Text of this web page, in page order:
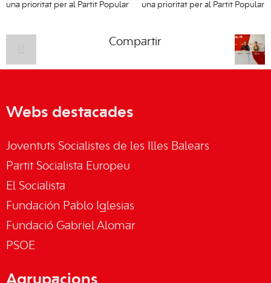
una prioritat per al Partit Popular
una prioritat per al Partit Popular
Compartir
Webs destacades
Joventuts Socialistes de les Illes Balears
Partit Socialista Europeu
El Socialista
Fundación Pablo Iglesias
Fundació Gabriel Alomar
PSOE
Agrupacions